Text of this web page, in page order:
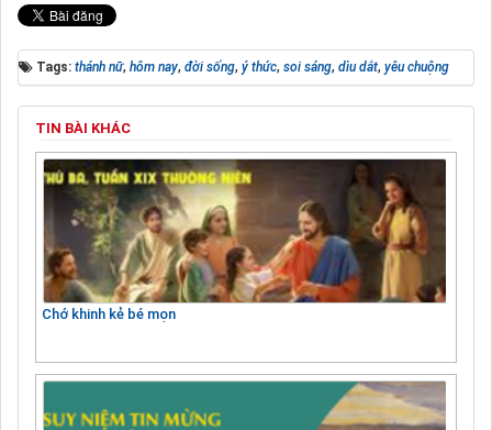
Tags: thánh nữ, hôm nay, đời sống, ý thức, soi sáng, dìu dắt, yêu chuộng
TIN BÀI KHÁC
Chớ khinh kẻ bé mọn